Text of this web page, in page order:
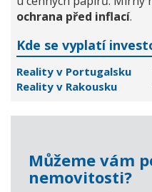
ochrana před inflací.
Kde se vyplatí
Reality v Portugalsku
Reality v Rakousku
Můžeme vám
nemovitosti?